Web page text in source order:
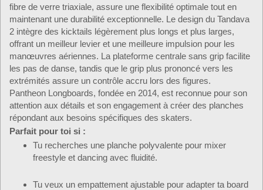
fibre de verre triaxiale, assure une flexibilité optimale tout en
maintenant une durabilité exceptionnelle. Le design du Tandava
2 intègre des kicktails légèrement plus longs et plus larges,
offrant un meilleur levier et une meilleure impulsion pour les
manœuvres aériennes. La plateforme centrale sans grip facilite
les pas de danse, tandis que le grip plus prononcé vers les
extrémités assure un contrôle accru lors des figures.
Pantheon Longboards, fondée en 2014, est reconnue pour son
attention aux détails et son engagement à créer des planches
répondant aux besoins spécifiques des skaters.
Parfait pour toi si :
Tu recherches une planche polyvalente pour mixer
freestyle et dancing avec fluidité.
Tu veux un empattement ajustable pour adapter ta board